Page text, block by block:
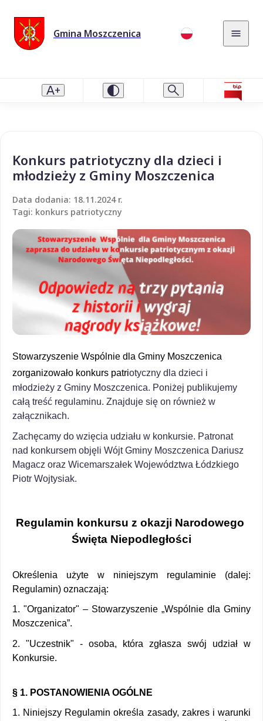
Gmina Moszczenica
Konkurs patriotyczny dla dzieci i
młodzieży z Gminy Moszczenica
Data dodania: 18.11.2024 r.
Tagi: konkurs patriotyczny
Stowarzyszenie Wspólnie dla Gminy Moszczenica
zorganizowało konkurs patriotyczny dla dzieci i
młodzieży z Gminy Moszczenica. Poniżej publikujemy
całą treść regulaminu. Znajduje się on również w
załącznikach.
Zachęcamy do wzięcia udziału w konkursie. Patronat
nad konkursem objęli Wójt Gminy Moszczenica Dariusz
Magacz oraz Wicemarszałek Województwa Łódzkiego
Piotr Wojtysiak.
Regulamin konkursu z okazji Narodowego
Święta Niepodległości
Określenia użyte w niniejszym regulaminie (dalej:
Regulamin) oznaczają:
1. "Organizator" – Stowarzyszenie „Wspólnie dla Gminy
Moszczenica”.
2. "Uczestnik" - osoba, która zgłasza swój udział w
Konkursie.
§ 1. POSTANOWIENIA OGÓLNE
1. Niniejszy Regulamin określa zasady, zakres i warunki